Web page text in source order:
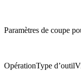
Paramètres de coupe
OpérationType d’outil